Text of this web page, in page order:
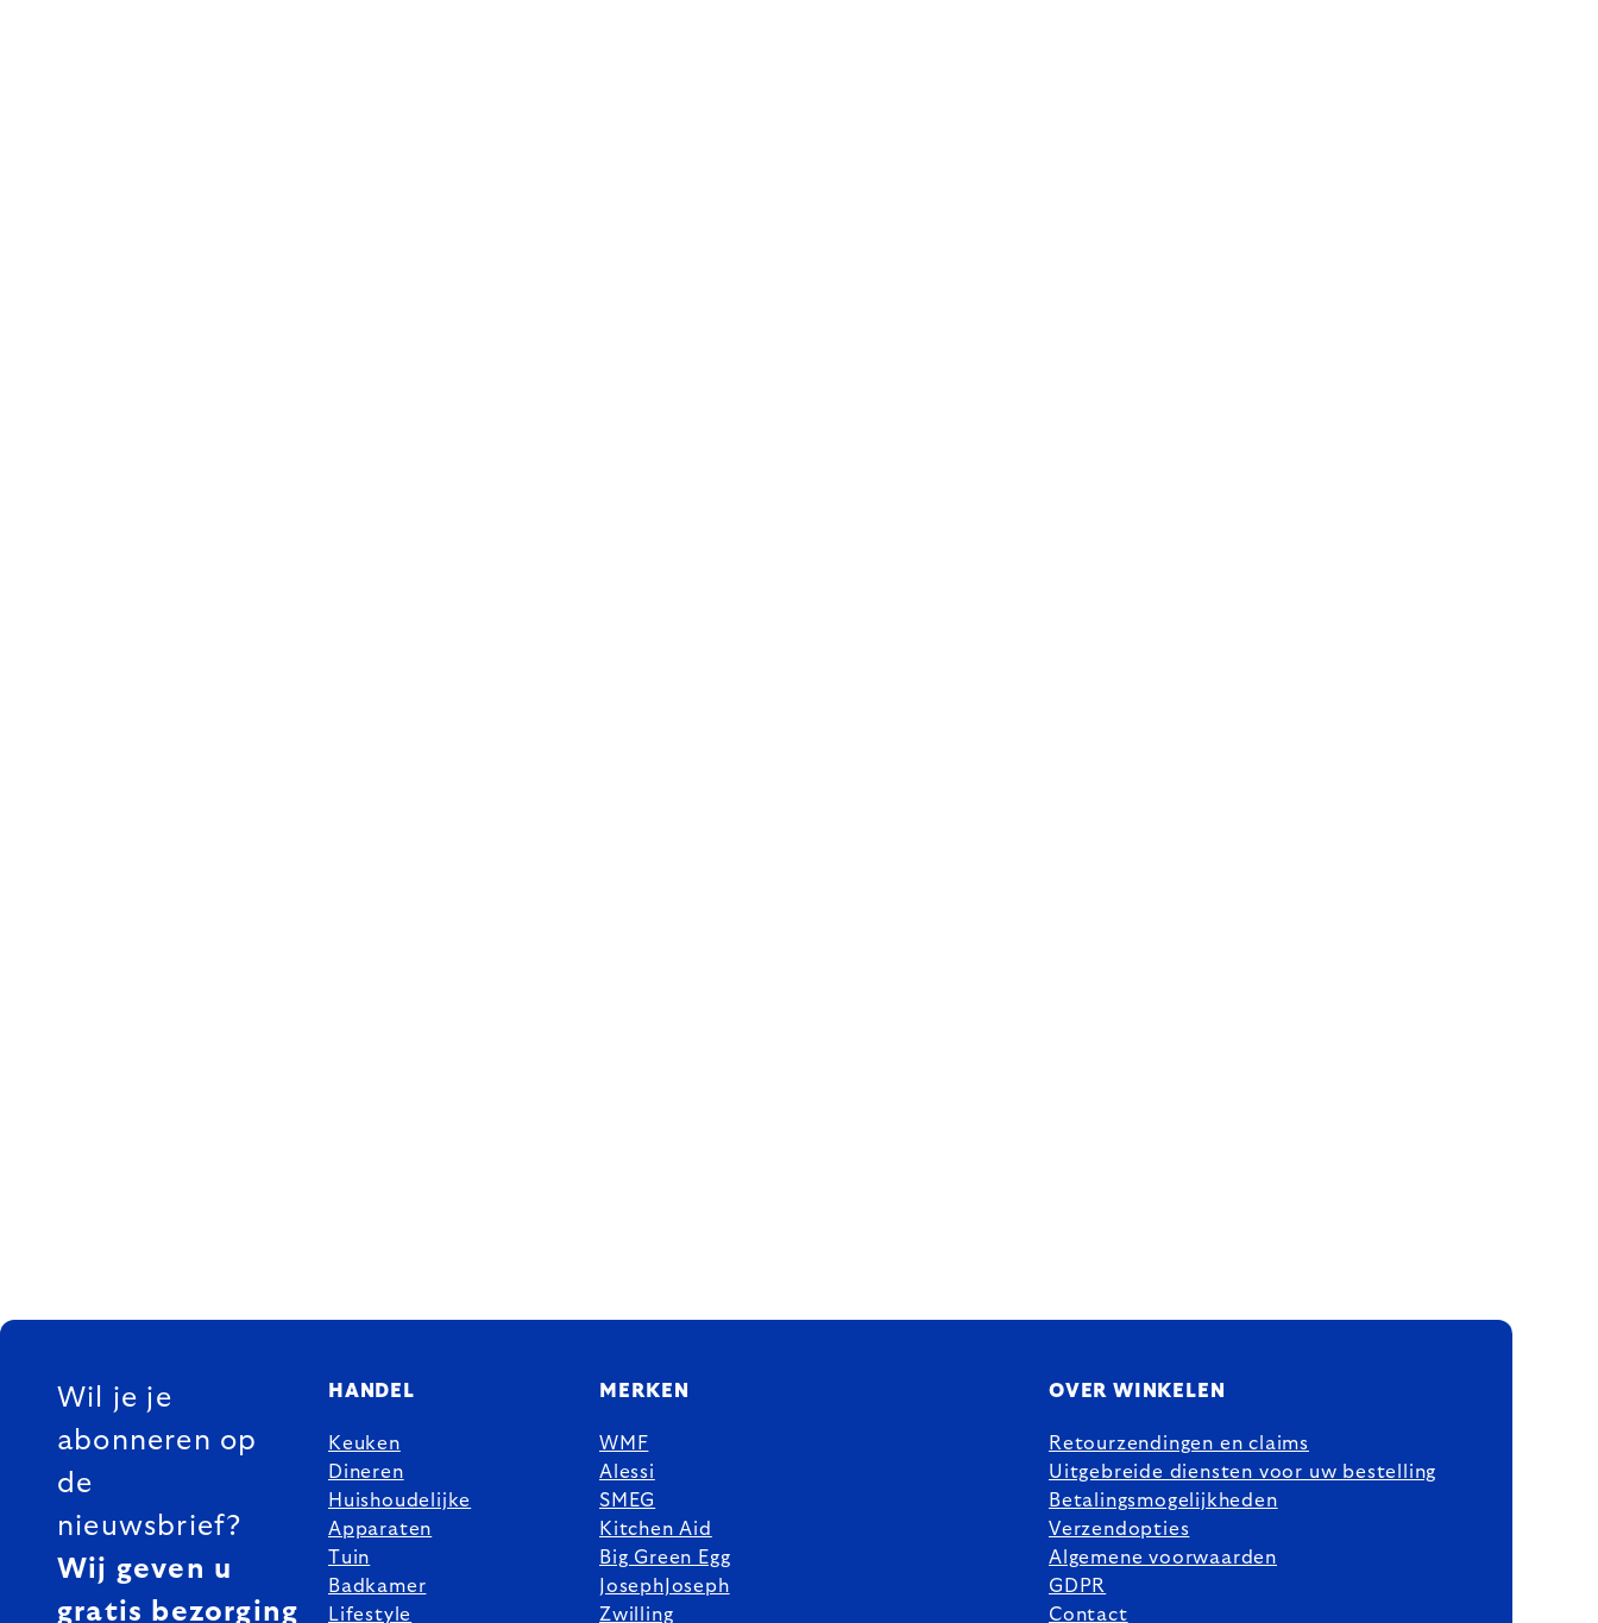
FOOTER
Wil je je
abonneren op
de
nieuwsbrief?
Wij geven u
gratis bezorging
HANDEL
Keuken
Dineren
Huishoudelijke
Apparaten
Tuin
Badkamer
Lifestyle
MERKEN
WMF
Alessi
SMEG
Kitchen Aid
Big Green Egg
JosephJoseph
Zwilling
OVER WINKELEN
Retourzendingen en claims
Uitgebreide diensten voor uw bestelling
Betalingsmogelijkheden
Verzendopties
Algemene voorwaarden
GDPR
Contact